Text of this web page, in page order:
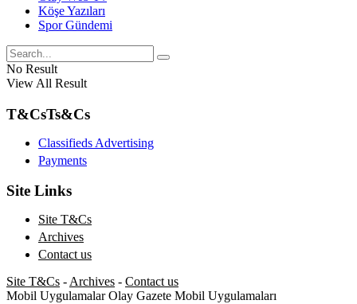
Köşe Yazıları
Spor Gündemi
No Result
View All Result
T&CsTs&Cs
Classifieds Advertising
Payments
Site Links
Site T&Cs
Archives
Contact us
Site T&Cs - Archives - Contact us
Mobil Uygulamalar Olay Gazete Mobil Uygulamaları